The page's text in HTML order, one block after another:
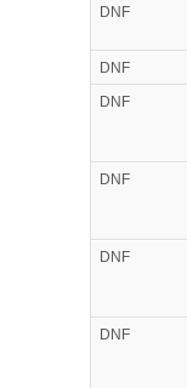
DNF
DNF
DNF
DNF
DNF
DNF